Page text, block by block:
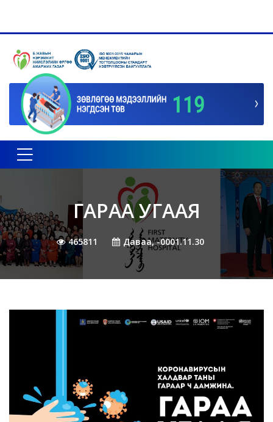
Toggle navigation
ГАРАА УГААЯ
465811 Даваа, -0001.11.30